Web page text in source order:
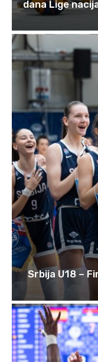
dana Lige
Srbija U18 –